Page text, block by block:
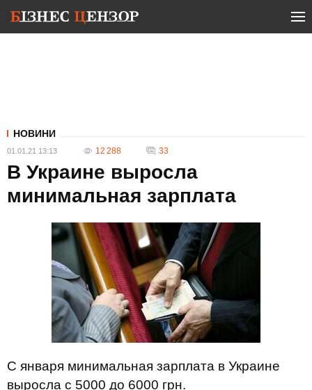
НОВИНИ
01.01.21 13:13 12 288 33
В Украине выросла
минимальная зарплата
С января минимальная зарплата в Украине
выросла с 5000 до 6000 грн.